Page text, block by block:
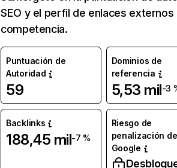
SEO y el perfil de enlaces externos
competencia.
Puntuación de
Autoridad
59
Dominios de
referencia
5,53 mil-3
Backlinks
188,45 mil-7 %
Riesgo de
penalización de
Google